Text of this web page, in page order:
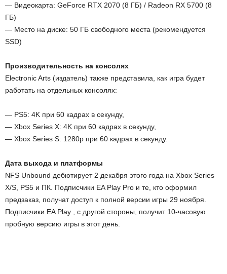
— Видеокарта: GeForce RTX 2070 (8 ГБ) / Radeon RX 5700 (8
ГБ)
— Место на диске: 50 ГБ свободного места (рекомендуется
SSD)
Производительность на консолях
Electronic Arts (издатель) также представила, как игра будет
работать на отдельных консолях:
— PS5: 4K при 60 кадрах в секунду,
— Xbox Series X: 4K при 60 кадрах в секунду,
— Xbox Series S: 1280p при 60 кадрах в секунду.
Дата выхода и платформы
NFS Unbound дебютирует 2 декабря этого года на Xbox Series
X/S, PS5 и ПК. Подписчики EA Play Pro и те, кто оформил
предзаказ, получат доступ к полной версии игры 29 ноября.
Подписчики EA Play , с другой стороны, получит 10-часовую
пробную версию игры в этот день.